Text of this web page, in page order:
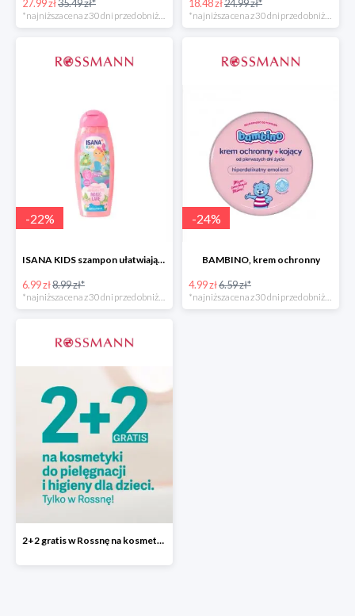
27.99 zł35.49 zł*
*najniższa cena z 30 dni przed obniżką
18.48 zł24.99 zł*
*najniższa cena z 30 dni przed obniżką
-22%
ISANA KIDS szampon ułatwiający rozczesywanie 200 ml
6.99 zł8.99 zł*
-24%
BAMBINO, krem ochronny
4.99 zł6.59 zł*
2+2 gratis w Rossnę na kosmetyki do pielęgnacji i higieny dla dzieci